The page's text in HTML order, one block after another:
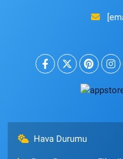
Hava Durumu